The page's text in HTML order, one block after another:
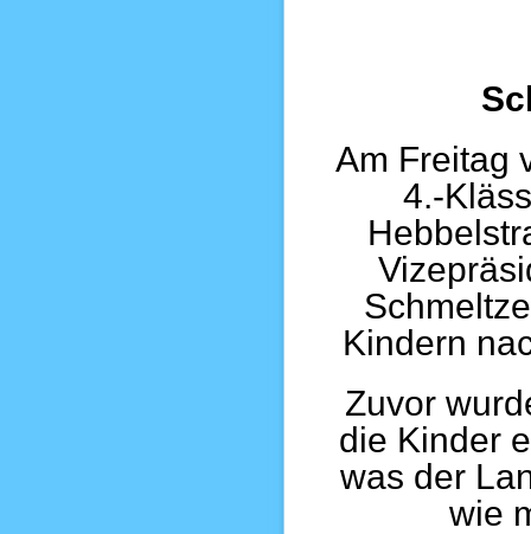
Am Freitag
4.-
Kindern
Zuvor
die Kinder
was der
wie